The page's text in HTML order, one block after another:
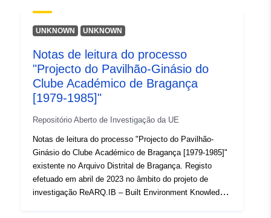
Iberian Peninsula (1939-1985) (ERC GA949686) e
publicado online em
observacao-ou-conversacao/61084/conversa-com-
antonio-almeida-porto-de-mos. Dados exportados da
plataforma Arquitectura Aqui
(https://arquitecturaaqui.eu), repositório do referido
projeto, em abril de 2026.
UNKNOWN UNKNOWN
Notas de leitura do processo
"Projecto do Pavilhão-Ginásio do
Clube Académico de Bragança
[1979-1985]"
Repositório Aberto de Investigação da UE
Notas de leitura do processo "Projecto do Pavilhão-
Ginásio do Clube Académico de Bragança [1979-1985]"
existente no Arquivo Distrital de Bragança. Registo
efetuado em abril de 2023 no âmbito do projeto de
investigação ReARQ.IB – Built Environment Knowledge